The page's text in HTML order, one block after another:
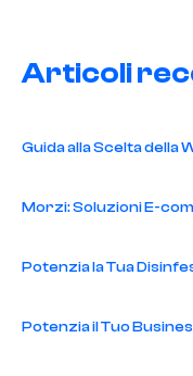
Articoli
Guida alla Scelta della
Morzi: Soluzioni E-
Potenzia la Tua
Potenzia il Tuo